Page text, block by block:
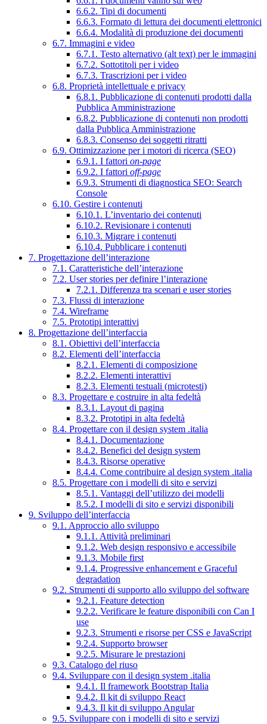
6.6.2. Tipi di documenti
6.6.3. Formato di lettura dei documenti elettronici
6.6.4. Modalità di produzione dei documenti
6.7. Immagini e video
6.7.1. Testo alternativo (alt text) per le immagini
6.7.2. Sottotitoli per i video
6.7.3. Trascrizioni per i video
6.8. Proprietà intellettuale e privacy
6.8.1. Pubblicazione di contenuti prodotti dalla
Pubblica Amministrazione
6.8.2. Pubblicazione di contenuti non prodotti
dalla Pubblica Amministrazione
6.8.3. Consenso dei soggetti ritratti
6.9. Ottimizzazione per i motori di ricerca (SEO)
6.9.1. I fattori on-page
6.9.2. I fattori off-page
6.9.3. Strumenti di diagnostica SEO: Search
Console
6.10. Gestire i contenuti
6.10.1. L’inventario dei contenuti
6.10.2. Revisionare i contenuti
6.10.3. Migrare i contenuti
6.10.4. Pubblicare i contenuti
7. Progettazione dell’interazione
7.1. Caratteristiche dell’interazione
7.2. User stories per definire l’interazione
7.2.1. Differenza tra scenari e user stories
7.3. Flussi di interazione
7.4. Wireframe
7.5. Prototipi interattivi
8. Progettazione dell’interfaccia
8.1. Obiettivi dell’interfaccia
8.2. Elementi dell’interfaccia
8.2.1. Elementi di composizione
8.2.2. Elementi interattivi
8.2.3. Elementi testuali (microtesti)
8.3. Progettare e costruire in alta fedeltà
8.3.1. Layout di pagina
8.3.2. Prototipi in alta fedeltà
8.4. Progettare con il design system .italia
8.4.1. Documentazione
8.4.2. Benefici del design system
8.4.3. Risorse operative
8.4.4. Come contribuire al design system .italia
8.5. Progettare con i modelli di sito e servizi
8.5.1. Vantaggi dell’utilizzo dei modelli
8.5.2. I modelli di sito e servizi disponibili
9. Sviluppo dell’interfaccia
9.1. Approccio allo sviluppo
9.1.1. Attività preliminari
9.1.2. Web design responsivo e accessibile
9.1.3. Mobile first
9.1.4. Progressive enhancement e Graceful
degradation
9.2. Strumenti di supporto allo sviluppo del software
9.2.1. Feature detection
9.2.2. Verificare le feature disponibili con Can I
use
9.2.3. Strumenti e risorse per CSS e JavaScript
9.2.4. Supporto browser
9.2.5. Misurare le prestazioni
9.3. Catalogo del riuso
9.4. Sviluppare con il design system .italia
9.4.1. Il framework Bootstrap Italia
9.4.2. Il kit di sviluppo React
9.4.3. Il kit di sviluppo Angular
9.5. Sviluppare con i modelli di sito e servizi